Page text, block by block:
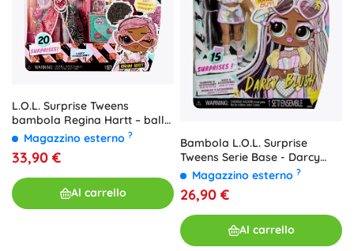
L.O.L. Surprise Tweens
bambola Regina Hartt – ballo
in maschera
Magazzino esterno ?
33,90 €
Al carrello
Bambola L.O.L. Surprise
Tweens Serie Base - Darcy
BlushMagazzino esterno ?
26,90 €
Al carrello